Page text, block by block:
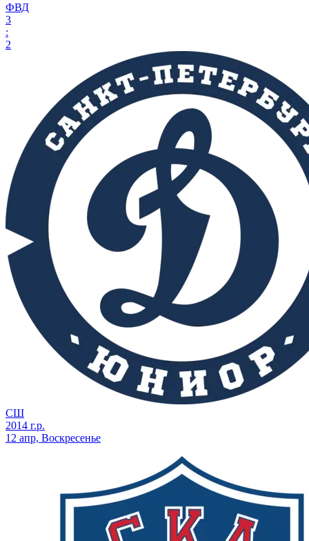
ФВД
3
:
2
СШ
2014 г.р.
12 апр, Воскресенье